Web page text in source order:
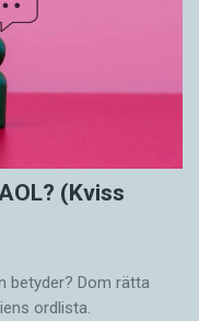
(Kviss
betyder? Dom rätta
ordlista.